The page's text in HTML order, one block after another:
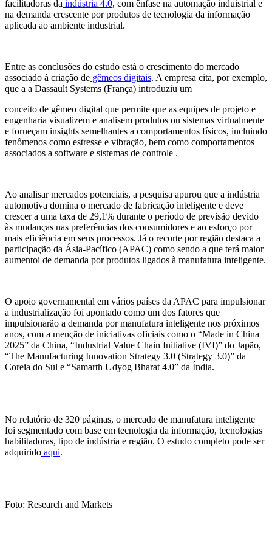
facilitadoras da indústria 4.0, com ênfase na automação induistrial e
na demanda crescente por produtos de tecnologia da informação
aplicada ao ambiente industrial.
Entre as conclusões do estudo está o crescimento do mercado
associado à criação de gêmeos digitais. A empresa cita, por exemplo,
que a a Dassault Systems (França) introduziu um
conceito de gêmeo digital que permite que as equipes de projeto e
engenharia visualizem e analisem produtos ou sistemas virtualmente
e forneçam insights semelhantes a comportamentos físicos, incluindo
fenômenos como estresse e vibração, bem como comportamentos
associados a software e sistemas de controle .
Ao analisar mercados potenciais, a pesquisa apurou que a indústria
automotiva domina o mercado de fabricação inteligente e deve
crescer a uma taxa de 29,1% durante o período de previsão devido
às mudanças nas preferências dos consumidores e ao esforço por
mais eficiência em seus processos. Já o recorte por região destaca a
participação da Ásia-Pacífico (APAC) como sendo a que terá maior
aumentoi de demanda por produtos ligados à manufatura inteligente.
O apoio governamental em vários países da APAC para impulsionar
a industrialização foi apontado como um dos fatores que
impulsionarão a demanda por manufatura inteligente nos próximos
anos, com a menção de iniciativas oficiais como o “Made in China
2025” da China, “Industrial Value Chain Initiative (IVI)” do Japão,
“The Manufacturing Innovation Strategy 3.0 (Strategy 3.0)” da
Coreia do Sul e “Samarth Udyog Bharat 4.0” da Índia.
No relatório de 320 páginas, o mercado de manufatura inteligente
foi segmentado com base em tecnologia da informação, tecnologias
habilitadoras, tipo de indústria e região. O estudo completo pode ser
adquirido aqui.
Foto: Research and Markets